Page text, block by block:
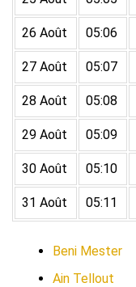
26 Août 05:06
27 Août 05:07
28 Août 05:08
29 Août 05:09
30 Août 05:10
31 Août 05:11
Beni Mester
Ain Tellout